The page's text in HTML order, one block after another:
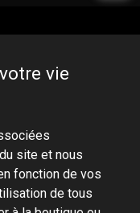
vie
site et nous
fonction de vos
de tous